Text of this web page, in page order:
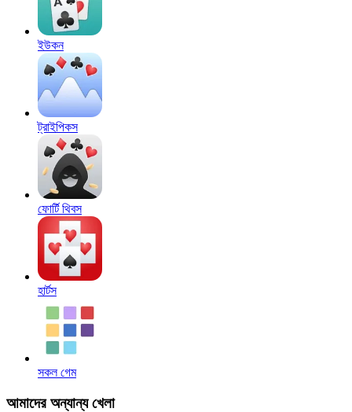
ইউকন
ট্রাইপিকস
ফোর্টি থিবস
হার্টস
সকল গেম
আমাদের অন্যান্য খেলা